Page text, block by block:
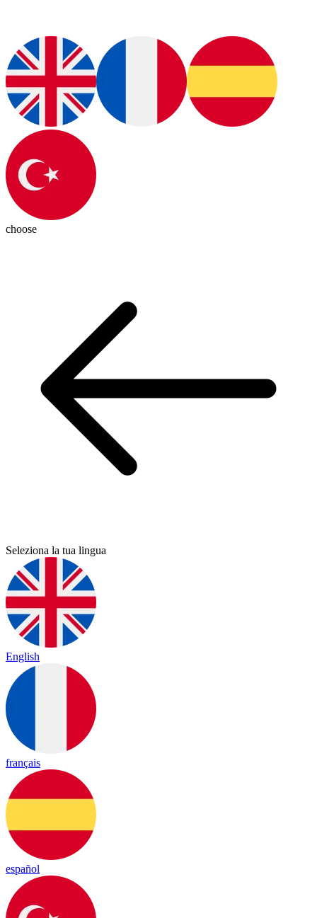
choose
Seleziona la tua lingua
English
français
español